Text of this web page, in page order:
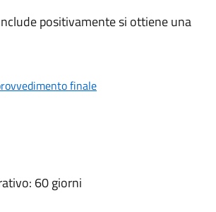
positivamente si ottiene una
finale
60 giorni